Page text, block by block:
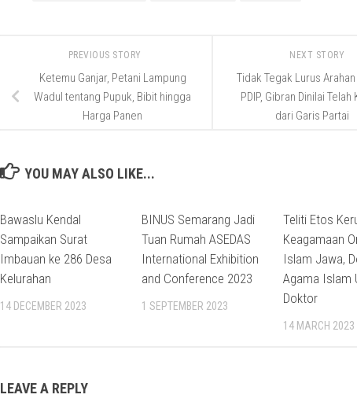
NEXT STORY
Tidak Tegak Lurus
PDIP, Gibran Dinilai Telah
dari Garis Partai
PREVIOUS STORY
Ketemu Ganjar, Petani Lampung
Wadul tentang Pupuk, Bibit hingga
Harga Panen
YOU MAY ALSO LIKE...
Bawaslu Kendal
Sampaikan Surat
Imbauan ke 286 Desa
Kelurahan
14 DECEMBER 2023
BINUS Semarang Jadi
Tuan Rumah ASEDAS
International Exhibition
and Conference 2023
1 SEPTEMBER 2023
Teliti Etos
Keagamaan
Islam Jawa,
Agama Islam
Doktor
14 MARCH 2023
LEAVE A REPLY